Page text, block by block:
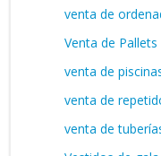
venta de
Venta de
venta de
venta de
venta de